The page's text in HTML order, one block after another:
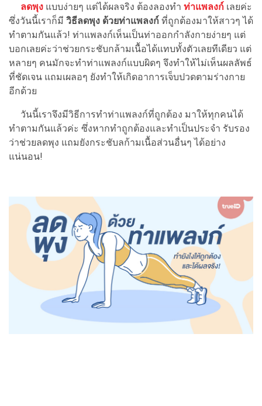
ลดพุง แบบง่ายๆ แต่ได้ผลจริง ต้องลองทำ ท่าแพลงก์ เลยค่ะ
ซึ่งวันนี้เราก็มี วิธีลดพุง ด้วยท่าแพลงก์ ที่ถูกต้องมาให้สาวๆ ได้
ทำตามกันแล้ว! ท่าแพลงก์เห็นเป็นท่าออกกำลังกายง่ายๆ แต่
บอกเลยค่ะว่าช่วยกระชับกล้ามเนื้อได้แทบทั้งตัวเลยทีเดียว แต่
หลายๆ คนมักจะทำท่าแพลงก์แบบผิดๆ จึงทำให้ไม่เห็นผลลัพธ์
ที่ชัดเจน แถมเผลอๆ ยังทำให้เกิดอาการเจ็บปวดตามร่างกาย
อีกด้วย
วันนี้เราจึงมีวิธีการทำท่าแพลงก์ที่ถูกต้อง มาให้ทุกคนได้
ทำตามกันแล้วค่ะ ซึ่งหากทำถูกต้องและทำเป็นประจำ รับรอง
ว่าช่วยลดพุง แถมยังกระชับลก้ามเนื้อส่วนอื่นๆ ได้อย่าง
แน่นอน!